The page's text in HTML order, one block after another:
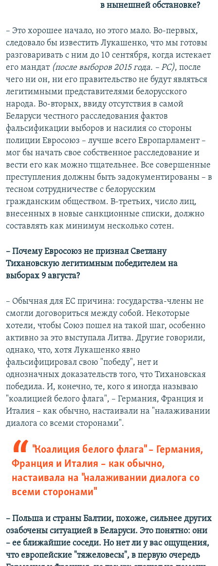
в нынешней обстановке?
– Это хорошее начало, но этого мало. Во-первых,
следовало бы известить Лукашенко, что мы готовы
разговаривать с ним до 10 сентября, когда истекает
его мандат (после выборов 2015 года. – РС), после
чего ни он, ни его правительство не будут являться
легитимными представителями белорусского
народа. Во-вторых, ввиду отсутствия в самой
Беларуси честного расследования фактов
фальсификации выборов и насилия со стороны
полиции Евросоюз – лучше всего Европарламент –
мог бы начать свое собственное расследование и
вести его как можно тщательнее. Все совершенные
преступления должны быть задокументированы – в
тесном сотрудничестве с белорусским
гражданским обществом. В-третьих, число лиц,
внесенных в новые санкционные списки, должно
составлять как минимум несколько сотен.
– Почему Евросоюз не признал Светлану
Тихановскую легитимным победителем на
выборах 9 августа?
– Обычная для ЕС причина: государства-члены не
смогли договориться между собой. Некоторые
хотели, чтобы Союз пошел на такой шаг, особенно
активно за это выступала Литва. Другие говорили,
однако, что, хотя Лукашенко явно
фальсифицировал свою "победу", нет и
однозначных доказательств того, что Тихановская
победила. И, конечно, те, кого я иногда называю
"коалицией белого флага", – Германия, Франция и
Италия – как обычно, настаивали на "налаживании
диалога со всеми сторонами".
"Коалиция белого флага" – Германия,
Франция и Италия – как обычно,
настаивала на "налаживании диалога со
всеми сторонами"
– Польша и страны Балтии, похоже, сильнее других
озабочены ситуацией в Беларуси. Это понятно: они
– ее ближайшие соседи. Но нет ли у вас ощущения,
что европейские "тяжеловесы", в первую очередь